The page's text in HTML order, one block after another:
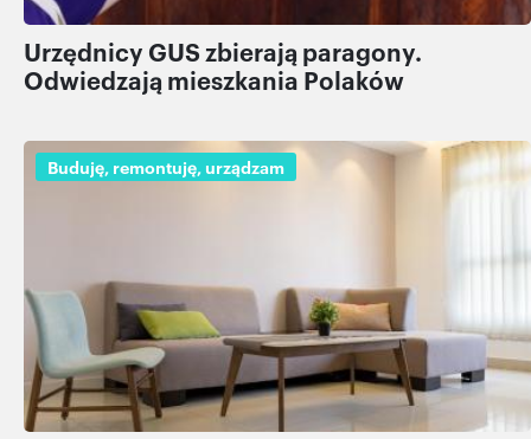
Urzędnicy GUS zbierają paragony.
Odwiedzają mieszkania Polaków
Buduję, remontuję, urządzam